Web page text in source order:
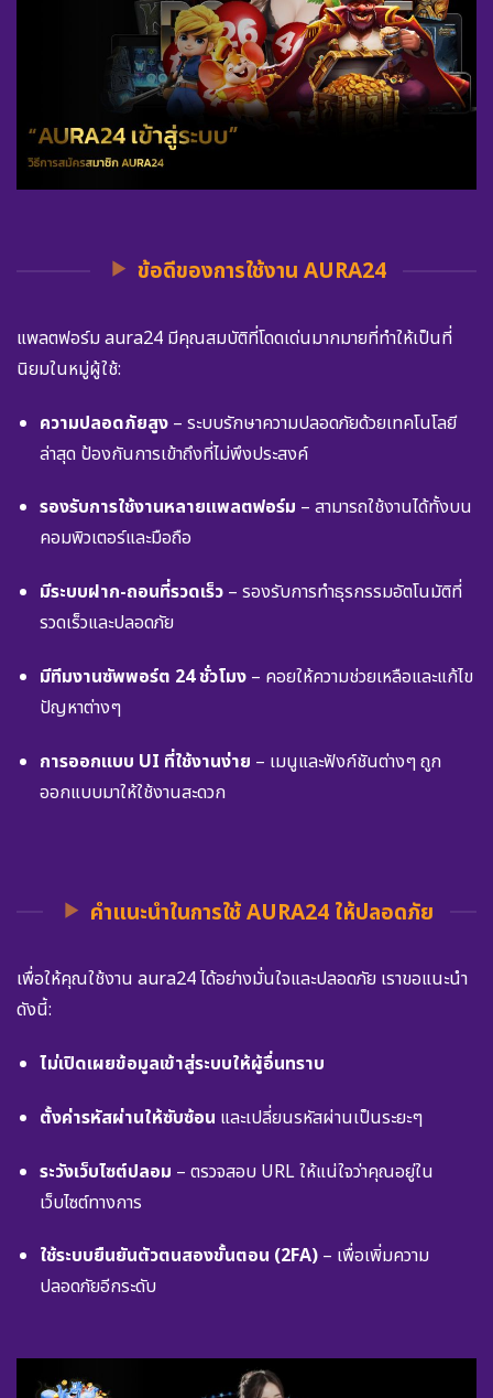
ข้อดีของการใช้งาน AURA24
แพลตฟอร์ม aura24 มีคุณสมบัติที่โดดเด่นมากมายที่ทำให้เป็นที่
นิยมในหมู่ผู้ใช้:
ความปลอดภัยสูง– ระบบรักษาความปลอดภัยด้วยเทคโนโลยี
ล่าสุด ป้องกันการเข้าถึงที่ไม่พึงประสงค์
รองรับการใช้งานหลายแพลตฟอร์ม – สามารถใช้งานได้ทั้งบน
คอมพิวเตอร์และมือถือ
มีระบบฝาก-ถอนที่รวดเร็ว– รองรับการทำธุรกรรมอัตโนมัติที่
รวดเร็วและปลอดภัย
มีทีมงานซัพพอร์ต 24 ชั่วโมง– คอยให้ความช่วยเหลือและแก้ไข
ปัญหาต่างๆ
การออกแบบ UI ที่ใช้งานง่าย – เมนูและฟังก์ชันต่างๆ ถูก
ออกแบบมาให้ใช้งานสะดวก
คำแนะนำในการใช้ AURA24 ให้ปลอดภัย
เพื่อให้คุณใช้งาน aura24 ได้อย่างมั่นใจและปลอดภัย เราขอแนะนำ
ดังนี้:
ไม่เปิดเผยข้อมูลเข้าสู่ระบบให้ผู้อื่นทราบ
ตั้งค่ารหัสผ่านให้ซับซ้อน และเปลี่ยนรหัสผ่านเป็นระยะๆ
ระวังเว็บไซต์ปลอม – ตรวจสอบ URL ให้แน่ใจว่าคุณอยู่ใน
เว็บไซต์ทางการ
ใช้ระบบยืนยันตัวตนสองขั้นตอน (2FA)– เพื่อเพิ่มความ
ปลอดภัยอีกระดับ